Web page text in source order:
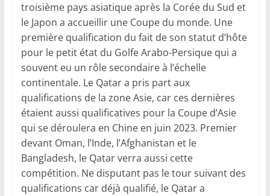
troisième pays asiatique après la Corée du Sud et
le Japon a accueillir une Coupe du monde. Une
première qualification du fait de son statut d’hôte
pour le petit état du Golfe Arabo-Persique qui a
souvent eu un rôle secondaire à l’échelle
continentale. Le Qatar a pris part aux
qualifications de la zone Asie, car ces dernières
étaient aussi qualificatives pour la Coupe d’Asie
qui se déroulera en Chine en juin 2023. Premier
devant Oman, l’Inde, l’Afghanistan et le
Bangladesh, le Qatar verra aussi cette
compétition. Ne disputant pas le tour suivant des
qualifications car déjà qualifié, le Qatar a